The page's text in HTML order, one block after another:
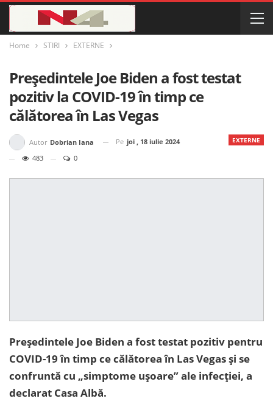
Home STIRI EXTERNE
Președintele Joe Biden a fost testat
pozitiv la COVID-19 în timp ce
călătorea în Las Vegas
EXTERNE
Autor Dobrian Iana Pe joi , 18 iulie 2024
483
0
Președintele Joe Biden a fost testat pozitiv pentru
COVID-19 în timp ce călătorea în Las Vegas și se
confruntă cu „simptome ușoare” ale infecției, a
declarat Casa Albă.